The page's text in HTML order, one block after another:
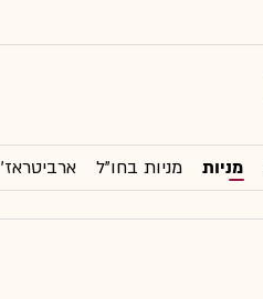
מניות מניות בחו"ל ארביטראז'